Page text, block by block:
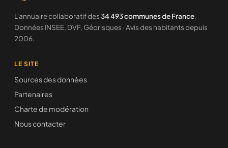
L'annuaire collaboratif des34 493 communes de France.
Données INSEE, DVF, Géorisques · Avis des habitants depuis
2006.
LE SITE
Sources des données
Partenaires
Charte de modération
Nous contacter